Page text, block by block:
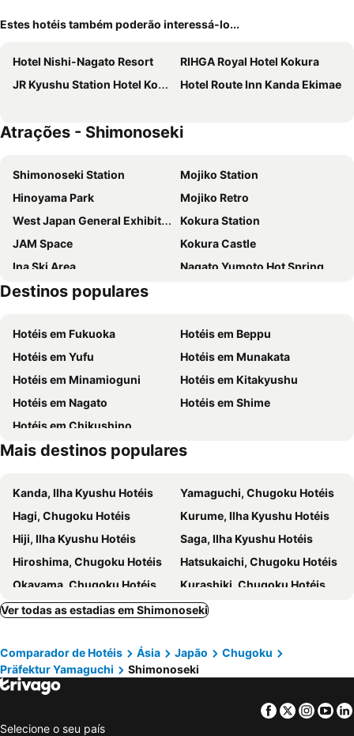
Estes hotéis também poderão interessá-lo...
Hotel Nishi-Nagato Resort
RIHGA Royal Hotel Kokura
JR Kyushu Station Hotel Kokura
Hotel Route Inn Kanda Ekimae
Atrações - Shimonoseki
Shimonoseki Station
Mojiko Station
Hinoyama Park
Mojiko Retro
West Japan General Exhibition Center
Kokura Station
JAM Space
Kokura Castle
Ina Ski Area
Nagato Yumoto Hot Spring
Kitakyushu Airport
Destinos populares
Hotéis em Fukuoka
Hotéis em Beppu
Hotéis em Yufu
Hotéis em Munakata
Hotéis em Minamioguni
Hotéis em Kitakyushu
Hotéis em Nagato
Hotéis em Shime
Hotéis em Chikushino
Mais destinos populares
Kanda, Ilha Kyushu Hotéis
Yamaguchi, Chugoku Hotéis
Hagi, Chugoku Hotéis
Kurume, Ilha Kyushu Hotéis
Hiji, Ilha Kyushu Hotéis
Saga, Ilha Kyushu Hotéis
Hiroshima, Chugoku Hotéis
Hatsukaichi, Chugoku Hotéis
Okayama, Chugoku Hotéis
Kurashiki, Chugoku Hotéis
Onomichi, Chugoku Hotéis
Hoki, Chugoku Hotéis
Tamano, Chugoku Hotéis
Tóquio, Kanto Hotéis
Osaka, Kinki Hotéis
Quioto, Kinki Hotéis
Hakone, Kanto Hotéis
Fujikawaguchiko, Chubu e Hokuriku Hotéis
Kanazawa, Chubu e Hokuriku Hotéis
Ver todas as estadias em Shimonoseki
Comparador de Hotéis Ásia Japão
Chugoku
Präfektur Yamaguchi
Shimonoseki
Facebook
Twitter
Selecione o seu país